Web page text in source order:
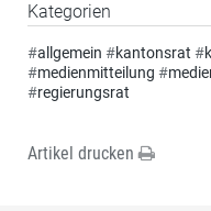
Kategorien
#allgemein #kantonsrat #
#medienmitteilung #
#regierungsrat
Artikel drucken